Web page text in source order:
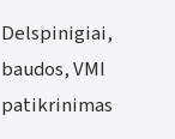
Delspinigiai,
baudos, VMI
patikrinimas